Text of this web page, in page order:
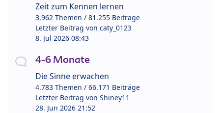
Zeit zum Kennen lernen
3.962 Themen / 81.255 Beiträge
Letzter Beitrag von caty_0123
8. Jul 2026 08:43
4-6 Monate
Die Sinne erwachen
4.783 Themen / 66.171 Beiträge
Letzter Beitrag von Shiney11
28. Jun 2026 21:52